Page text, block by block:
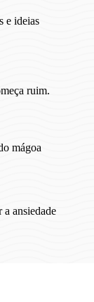
e ideias
ruim.
mágoa
a ansiedade